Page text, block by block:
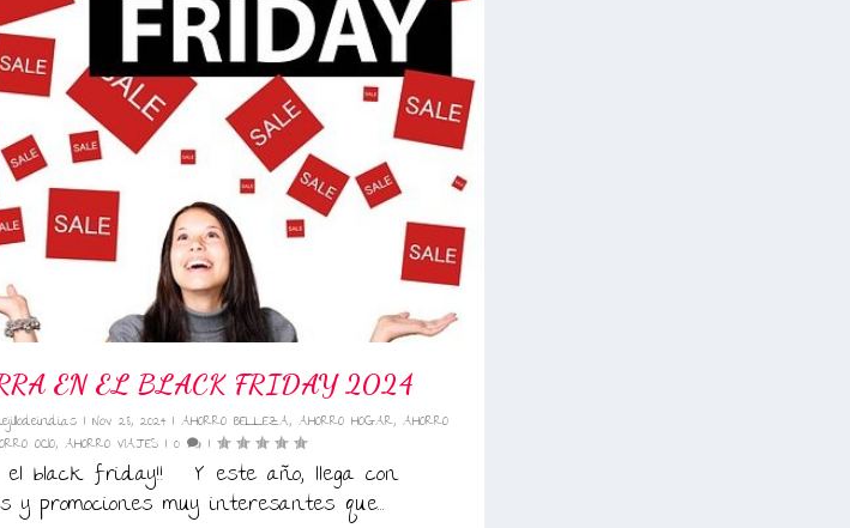
EN EL BLACK FRIDAY 2024
|Nov 28, 2024 |AHORRO BELLEZA,AHORRO HOGAR,AHORRO
OCIO,AHORRO VIAJES |0 |
el black friday!! Y este año, llega con
y promociones muy interesantes que...